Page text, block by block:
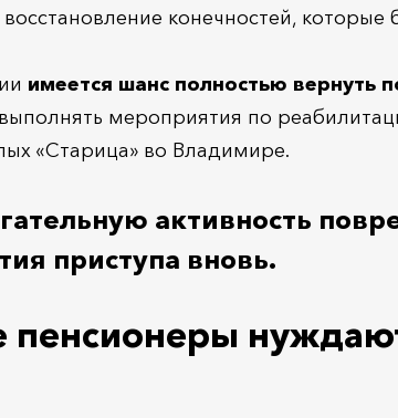
конечностей,
имеется шанс полностью вернуть
выполнять мероприятия по
«Старица» во Владимире.
активность
приступа вновь.